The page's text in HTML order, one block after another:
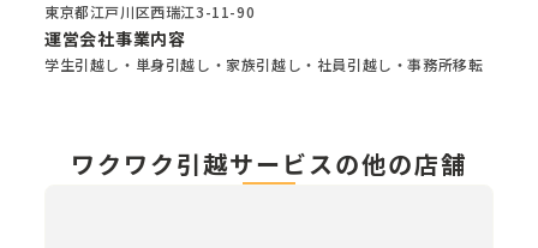
東京都江戸川区西瑞江3-11-90
運営会社事業内容
学生引越し・単身引越し・家族引越し・社員引越し・事務所移転
ワクワク引越サービスの他の店舗